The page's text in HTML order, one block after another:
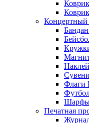
Концертный
Печатная